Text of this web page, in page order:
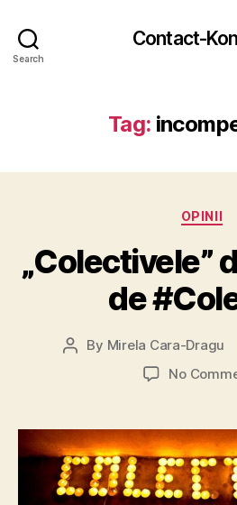
Search
Contact-
Tag:
OPINII
„Colectivele”
de
Post
By Mirela Cara-Dragu
No